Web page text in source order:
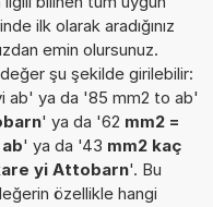
ilk olarak aradığınız
emin olursunuz.
şu şekilde girilebilir:
ab' ya da '85 mm2 to ab'
' ya da '62 mm2 =
' ya da '43 mm2 kaç
yi Attobarn'. Bu
özellikle hangi